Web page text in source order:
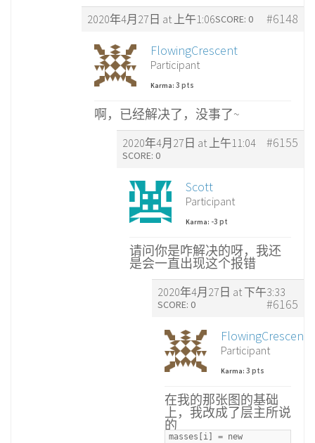
2020年4月27日 at 上午1:06 #6148
SCORE: 0
FlowingCrescent
Participant
Karma: 3 pts
啊，已经解决了，没事了~
2020年4月27日 at 上午11:04 #6155
SCORE: 0
Scott
Participant
Karma: -3 pt
请问你是咋解决的呀，我还
是会一直出现这个报错
2020年4月27日 at 下午3:33
#6165
SCORE: 0
FlowingCrescent
Participant
Karma: 3 pts
在我的那张图的基础
上，我改成了层主所说
的
masses[i] = new